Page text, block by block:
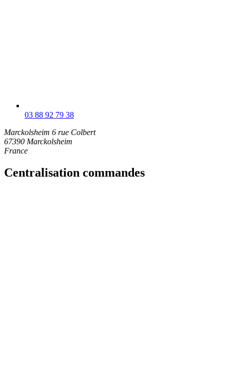
03 88 92 79 38
Marckolsheim 6 rue Colbert
67390 Marckolsheim
France
Centralisation commandes